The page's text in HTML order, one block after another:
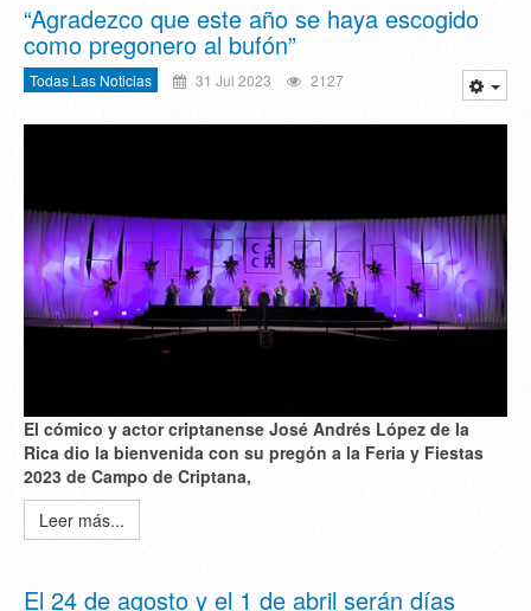
“Agradezco que este año se haya escogido
como pregonero al bufón”
Todas Las Noticias 31 Jul 2023 2127
El cómico y actor criptanense José Andrés López de la
Rica dio la bienvenida con su pregón a la Feria y Fiestas
2023 de Campo de Criptana,
Leer más...
El 24 de agosto y el 1 de abril serán días